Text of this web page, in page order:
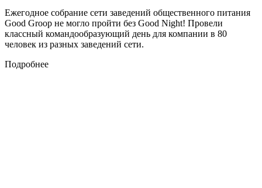
Ежегодное собрание сети заведений общественного питания
Good Groop не могло пройти без Good Night! Провели
классный командообразующий день для компании в 80
человек из разных заведений сети.
Подробнее